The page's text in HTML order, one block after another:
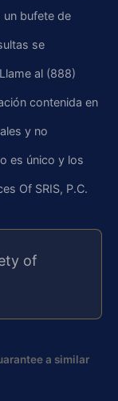
un bufete de
se
al (888)
contenida en
y no
es único y los
Of SRIS, P.C.
of
a similar